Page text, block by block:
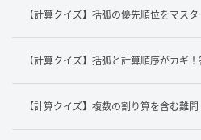
次の記事
【難読漢字】あな
漢字
の記事をもっとみる
【計算クイズ】括弧の優先順位をマスタ
【計算クイズ】括弧と計算順序がカギ！
【計算クイズ】複数の割り算を含む難問